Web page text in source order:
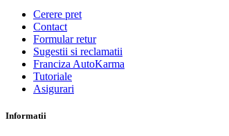
Cerere pret
Contact
Formular retur
Sugestii si reclamatii
Franciza AutoKarma
Tutoriale
Asigurari
Informatii